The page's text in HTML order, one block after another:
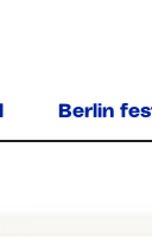
Berlin